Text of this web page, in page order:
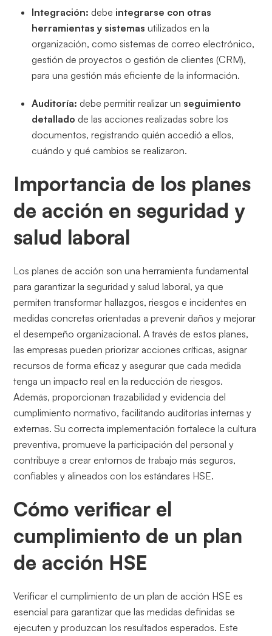
Integración: debe integrarse con otras
herramientas y sistemas utilizados en la
organización, como sistemas de correo electrónico,
gestión de proyectos o gestión de clientes (CRM),
para una gestión más eficiente de la información.
Auditoría:debe permitir realizar un seguimiento
detallado de las acciones realizadas sobre los
documentos, registrando quién accedió a ellos,
cuándo y qué cambios se realizaron.
Importancia de los planes
de acción en seguridad y
salud laboral
Los planes de acción son una herramienta fundamental
para garantizar la seguridad y salud laboral, ya que
permiten transformar hallazgos, riesgos e incidentes en
medidas concretas orientadas a prevenir daños y mejorar
el desempeño organizacional. A través de estos planes,
las empresas pueden priorizar acciones críticas, asignar
recursos de forma eficaz y asegurar que cada medida
tenga un impacto real en la reducción de riesgos.
Además, proporcionan trazabilidad y evidencia del
cumplimiento normativo, facilitando auditorías internas y
externas. Su correcta implementación fortalece la cultura
preventiva, promueve la participación del personal y
contribuye a crear entornos de trabajo más seguros,
confiables y alineados con los estándares HSE.
Cómo verificar el
cumplimiento de un plan
de acción HSE
Verificar el cumplimiento de un plan de acción HSE es
esencial para garantizar que las medidas definidas se
ejecuten y produzcan los resultados esperados. Este